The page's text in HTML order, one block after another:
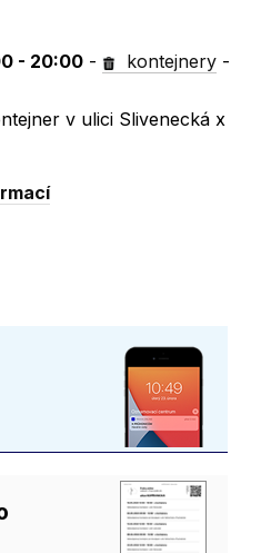
- 20:00 - kontejnery -
v ulici Slivenecká x